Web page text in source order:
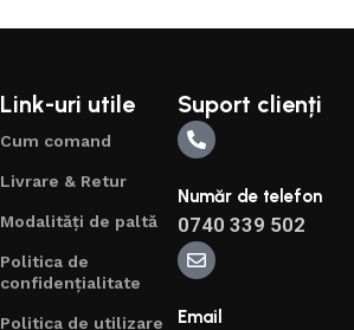
Link-uri utile
Cum comand
Livrare & Retur
Modalități de paltă
Politica de
confidențialitate
Politica de utilizare
Suport clienți
Număr de telefon
0740 339 502
Email